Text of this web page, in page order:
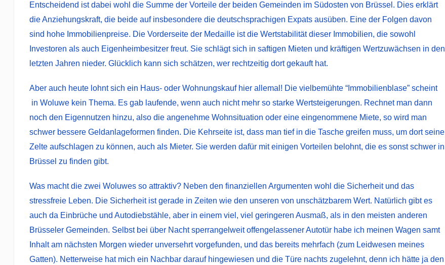
Entscheidend ist dabei wohl die Summe der Vorteile der beiden Gemeinden im Südosten von Brüssel. Dies erklärt
die Anziehungskraft, die beide auf insbesondere die deutschsprachigen Expats ausüben. Eine der Folgen davon
sind hohe Immobilienpreise. Die Vorderseite der Medaille ist die Wertstabilität dieser Immobilien, die sowohl
Investoren als auch Eigenheimbesitzer freut. Sie schlägt sich in saftigen Mieten und kräftigen Wertzuwächsen in den
letzten Jahren nieder. Glücklich kann sich schätzen, wer rechtzeitig dort gekauft hat.
Aber auch heute lohnt sich ein Haus- oder Wohnungskauf hier allemal! Die vielbemühte “Immobilienblase” scheint
in Woluwe kein Thema. Es gab laufende, wenn auch nicht mehr so starke Wertsteigerungen. Rechnet man dann
noch den Eigennutzen hinzu, also die angenehme Wohnsituation oder eine eingenommene Miete, so wird man
schwer bessere Geldanlageformen finden. Die Kehrseite ist, dass man tief in die Tasche greifen muss, um dort seine
Zelte aufschlagen zu können, auch als Mieter. Sie werden dafür mit einigen Vorteilen belohnt, die es sonst schwer in
Brüssel zu finden gibt.
Was macht die zwei Woluwes so attraktiv? Neben den finanziellen Argumenten wohl die Sicherheit und das
stressfreie Leben. Die Sicherheit ist gerade in Zeiten wie den unseren von unschätzbarem Wert. Natürlich gibt es
auch da Einbrüche und Autodiebstähle, aber in einem viel, viel geringeren Ausmaß, als in den meisten anderen
Brüsseler Gemeinden. Selbst bei über Nacht sperrangelweit offengelassener Autotür habe ich meinen Wagen samt
Inhalt am nächsten Morgen wieder unversehrt vorgefunden, und das bereits mehrfach (zum Leidwesen meines
Gatten). Netterweise hat mich ein Nachbar darauf hingewiesen und die Türe nachts zugelehnt, denn ich hätte ja den